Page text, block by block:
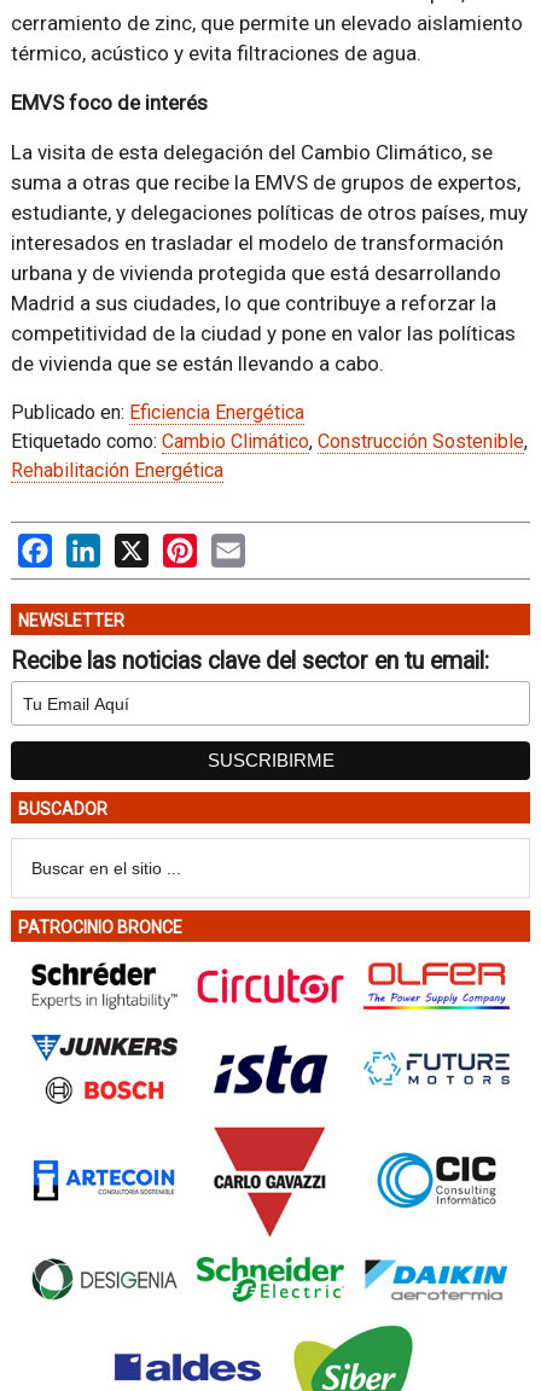
cerramiento de zinc, que permite un elevado aislamiento
térmico, acústico y evita filtraciones de agua.
EMVS foco de interés
La visita de esta delegación del Cambio Climático, se
suma a otras que recibe la EMVS de grupos de expertos,
estudiante, y delegaciones políticas de otros países, muy
interesados en trasladar el modelo de transformación
urbana y de vivienda protegida que está desarrollando
Madrid a sus ciudades, lo que contribuye a reforzar la
competitividad de la ciudad y pone en valor las políticas
de vivienda que se están llevando a cabo.
Publicado en: Eficiencia Energética
Etiquetado como: Cambio Climático, Construcción Sostenible,
Rehabilitación Energética
FacebookLinkedIn
X PinterestEmail
NEWSLETTER
Recibe las noticias clave del sector en tu email:
BUSCADOR
PATROCINIO BRONCE